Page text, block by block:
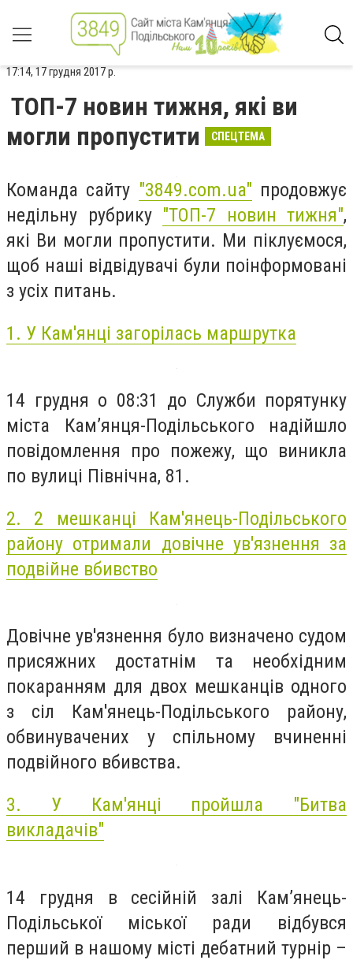
17:14, 17 грудня 2017 р.
ТОП-7 новин тижня, які ви
могли пропустити
СПЕЦТЕМА
Команда сайту "3849.com.ua" продовжує
недільну рубрику "ТОП-7 новин тижня",
які Ви могли пропустити. Ми піклуємося,
щоб наші відвідувачі були поінформовані
з усіх питань.
1. У Кам'янці загорілась маршрутка
14 грудня о 08:31 до Служби порятунку
міста Кам’янця-Подільського надійшло
повідомлення про пожежу, що виникла
по вулиці Північна, 81.
2. 2 мешканці Кам'янець-Подільського
району отримали довічне ув'язнення за
подвійне вбивство
Довічне ув'язнення було визначено судом
присяжних достатнім та необхідним
покаранням для двох мешканців одного
з сіл Кам'янець-Подільського району,
обвинувачених у спільному вчиненні
подвійного вбивства.
3. У Кам'янці пройшла "Битва
викладачів"
14 грудня в сесійній залі Кам’янець-
Подільської міської ради відбувся
перший в нашому місті дебатний турнір –